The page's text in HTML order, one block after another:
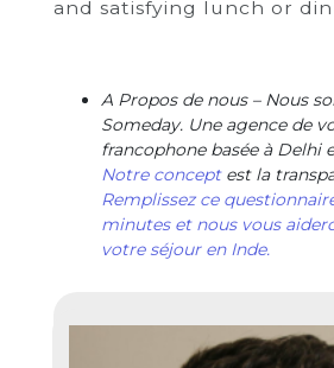
and satisfying lunch or
A Propos de nous – Nous
Someday. Une agence de
francophone basée à Delhi
Notre conceptest la
Remplissez ce
minutes et nous vous
votre séjour en Inde.